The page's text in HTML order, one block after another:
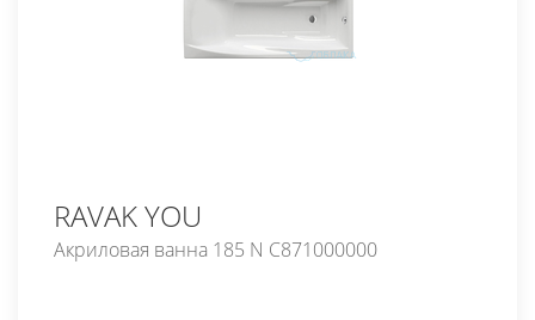
RAVAK YOU
Акриловая ванна 185 N C871000000